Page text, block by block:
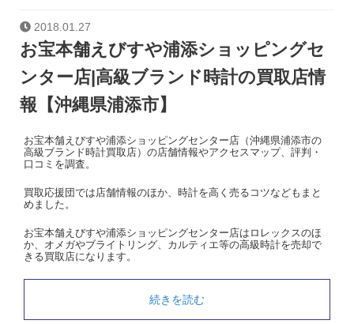
2018.01.27
お宝本舗えびすや浦添ショッピングセ
ンター店|高級ブランド時計の買取店情
報【沖縄県浦添市】
お宝本舗えびすや浦添ショッピングセンター店（沖縄県浦添市の
高級ブランド時計買取店）の店舗情報やアクセスマップ、評判・
口コミを調査。
買取応援団では店舗情報のほか、時計を高く売るコツなどもまと
めました。
お宝本舗えびすや浦添ショッピングセンター店はロレックスのほ
か、オメガやブライトリング、カルティエ等の高級時計を売却で
きる買取店になります。
続きを読む